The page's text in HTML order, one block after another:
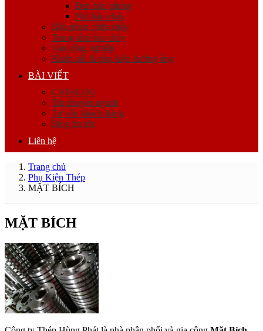
Đèn báo phòng
Nút báo cháy
Đầu phun chữa cháy
Trung tâm báo cháy
Van công nghiệp
Khớp nối & phụ kiện đường ống
BÀI VIẾT
CATALOG
Tin chuyên ngành
Tư vấn khách hàng
Blog tin tức
Liên hệ
Trang chủ
Phụ Kiện Thép
MẶT BÍCH
MẶT BÍCH